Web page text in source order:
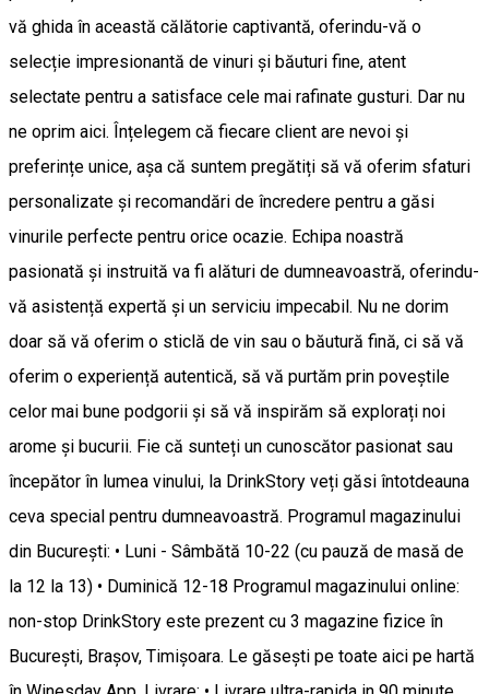
vă ghida în această călătorie captivantă, oferindu-vă o
selecție impresionantă de vinuri și băuturi fine, atent
selectate pentru a satisface cele mai rafinate gusturi. Dar nu
ne oprim aici. Înțelegem că fiecare client are nevoi și
preferințe unice, așa că suntem pregătiți să vă oferim sfaturi
personalizate și recomandări de încredere pentru a găsi
vinurile perfecte pentru orice ocazie. Echipa noastră
pasionată și instruită va fi alături de dumneavoastră, oferindu-
vă asistență expertă și un serviciu impecabil. Nu ne dorim
doar să vă oferim o sticlă de vin sau o băutură fină, ci să vă
oferim o experiență autentică, să vă purtăm prin poveștile
celor mai bune podgorii și să vă inspirăm să explorați noi
arome și bucurii. Fie că sunteți un cunoscător pasionat sau
începător în lumea vinului, la DrinkStory veți găsi întotdeauna
ceva special pentru dumneavoastră. Programul magazinului
din București: • Luni - Sâmbătă 10-22 (cu pauză de masă de
la 12 la 13) • Duminică 12-18 Programul magazinului online:
non-stop DrinkStory este prezent cu 3 magazine fizice în
București, Brașov, Timișoara. Le găsești pe toate aici pe hartă